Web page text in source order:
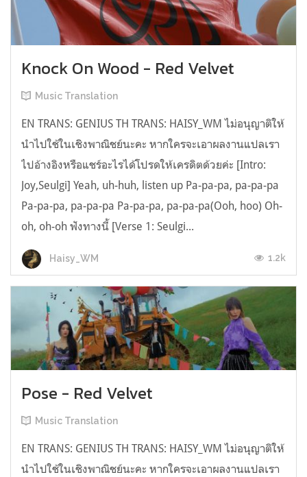
Knock On Wood - Red Velvet
Music Translation
EN TRANS: GENIUS TH TRANS: HAISY_WM ไม่อนุญาติให้
นำไปใช้ในเชิงพาณิชย์นะคะ หากใครจะเอาผลงานแปลเรา
ไปอ้างอิงหรือแชร์อะไรได้โปรดให้เครดิตด้วยค่ะ [Intro:
Joy,Seulgi] Yeah, uh-huh, listen up Pa-pa-pa, pa-pa-pa
Pa-pa-pa, pa-pa-pa Pa-pa-pa, pa-pa-pa(Ooh, hoo) Oh-
oh, oh-oh ฟังทางนี้ [Verse 1: Seulgi...
Haisy_WM 1.2k
Pose - Red Velvet
Music Translation
EN TRANS: GENIUS TH TRANS: HAISY_WM ไม่อนุญาติให้
นำไปใช้ในเชิงพาณิชย์นะคะ หากใครจะเอาผลงานแปลเรา